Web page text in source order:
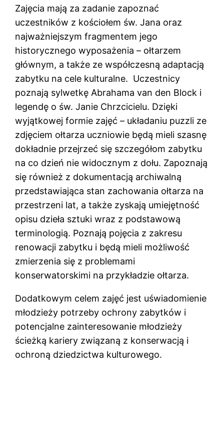
Zajęcia mają za zadanie zapoznać
uczestników z kościołem św. Jana oraz
najważniejszym fragmentem jego
historycznego wyposażenia – ołtarzem
głównym, a także ze współczesną adaptacją
zabytku na cele kulturalne. Uczestnicy
poznają sylwetkę Abrahama van den Block i
legendę o św. Janie Chrzcicielu. Dzięki
wyjątkowej formie zajęć – układaniu puzzli ze
zdjęciem ołtarza uczniowie będą mieli szasnę
dokładnie przejrzeć się szczegółom zabytku
na co dzień nie widocznym z dołu. Zapoznają
się również z dokumentacją archiwalną
przedstawiająca stan zachowania ołtarza na
przestrzeni lat, a także zyskają umiejętność
opisu dzieła sztuki wraz z podstawową
terminologią. Poznają pojęcia z zakresu
renowacji zabytku i będą mieli możliwość
zmierzenia się z problemami
konserwatorskimi na przykładzie ołtarza.
Dodatkowym celem zajęć jest uświadomienie
młodzieży potrzeby ochrony zabytków i
potencjalne zainteresowanie młodzieży
ścieżką kariery związaną z konserwacją i
ochroną dziedzictwa kulturowego.